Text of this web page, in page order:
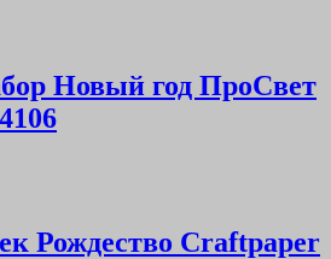
Новый год ПроСвет
Рождество Craftpaper